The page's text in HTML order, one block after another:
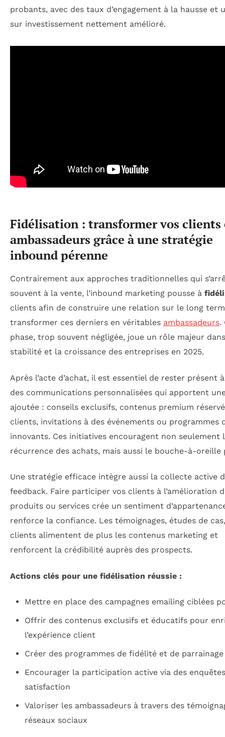
probants, avec des taux d’engagement à la hausse et
sur investissement nettement amélioré.
Fidélisation : transformer vos clients
ambassadeurs grâce à une stratégie
inbound pérenne
Contrairement aux approches traditionnelles qui
souvent à la vente, l’inbound marketing pousse à
clients afin de construire une relation sur le long
transformer ces derniers en véritables ambassadeurs.
phase, trop souvent négligée, joue un rôle majeur
stabilité et la croissance des entreprises en 2025.
Après l’acte d’achat, il est essentiel de rester présent
des communications personnalisées qui apportent
ajoutée : conseils exclusifs, contenus premium
clients, invitations à des événements ou programmes
innovants. Ces initiatives encouragent non seulement
récurrence des achats, mais aussi le bouche-à-oreille
Une stratégie efficace intègre aussi la collecte active
feedback. Faire participer vos clients à l’amélioration
produits ou services crée un sentiment
renforce la confiance. Les témoignages, études de
clients alimentent de plus les contenus marketing et
renforcent la crédibilité auprès des prospects.
Actions clés pour une fidélisation réussie :
Mettre en place des campagnes emailing ciblées
Offrir des contenus exclusifs et éducatifs pour
l’expérience client
Créer des programmes de fidélité et de parrainage
Encourager la participation active via des
satisfaction
Valoriser les ambassadeurs à travers des
réseaux sociaux